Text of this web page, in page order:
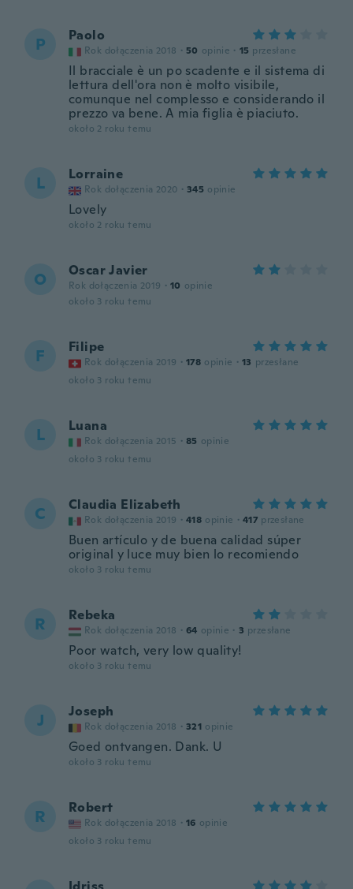
P Paolo
Rok dołączenia 2018 · 50 opinie · 15 przesłane
Il bracciale è un po scadente e il sistema di
lettura dell'ora non è molto visibile,
comunque nel complesso e considerando il
prezzo va bene. A mia figlia è piaciuto.
około 2 roku temu
L Lorraine
Rok dołączenia 2020 · 345 opinie
Lovely
około 2 roku temu
O Oscar Javier
Rok dołączenia 2019 · 10 opinie
około 3 roku temu
F Filipe
Rok dołączenia 2019 · 178 opinie · 13 przesłane
około 3 roku temu
L Luana
Rok dołączenia 2015 · 85 opinie
około 3 roku temu
C Claudia Elizabeth
Rok dołączenia 2019 · 418 opinie · 417 przesłane
Buen artículo y de buena calidad súper
original y luce muy bien lo recomiendo
około 3 roku temu
R Rebeka
Rok dołączenia 2018 · 64 opinie · 3 przesłane
Poor watch, very low quality!
około 3 roku temu
J Joseph
Rok dołączenia 2018 · 321 opinie
Goed ontvangen. Dank. U
około 3 roku temu
R Robert
Rok dołączenia 2018 · 16 opinie
około 3 roku temu